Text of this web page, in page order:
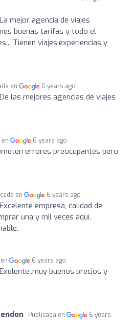
La mejor agencia de viajes
buenas tarifas y todo el
Tienen viajes,experiencias y
en 6 years ago
De las mejores agencias de viajes
en 6 years ago
errores preocupantes pero
en 6 years ago
Excelente empresa, calidad de
una y mil veces aquí.
6 years ago
Exelente..muy buenos precios y
Publicada en
6 years